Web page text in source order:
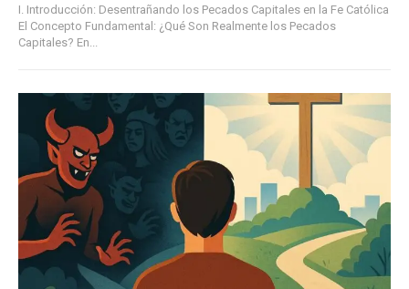
I. Introducción: Desentrañando los Pecados Capitales en la Fe Católica
El Concepto Fundamental: ¿Qué Son Realmente los Pecados
Capitales? En...